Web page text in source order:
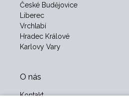
České Budějovice
Liberec
Vrchlabí
Hradec Králové
Karlovy Vary
O nás
Kontakt